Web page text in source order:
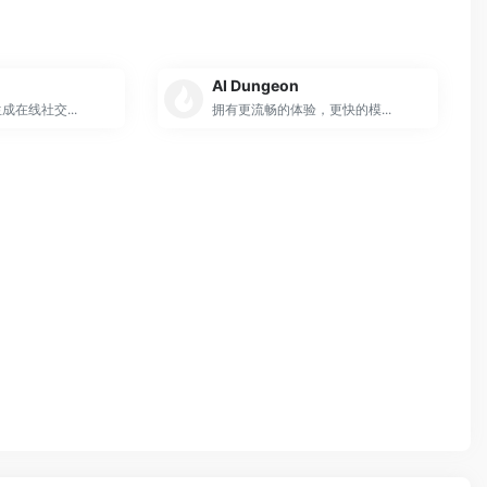
在线社交...
AI Dungeon
拥有更流畅的体验，更快的模...